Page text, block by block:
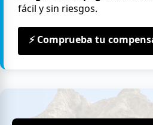
fácil y sin riesgos.
⚡ Comprueba tu